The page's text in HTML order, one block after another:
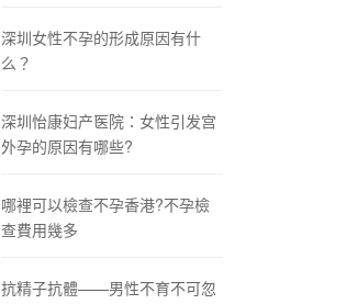
深圳女性不孕的形成原因有什
么？
深圳怡康妇产医院：女性引发宫
外孕的原因有哪些?
哪裡可以檢查不孕香港?不孕檢
查費用幾多
抗精子抗體——男性不育不可忽